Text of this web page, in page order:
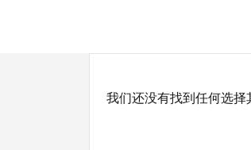
我们还没有找到任何选择